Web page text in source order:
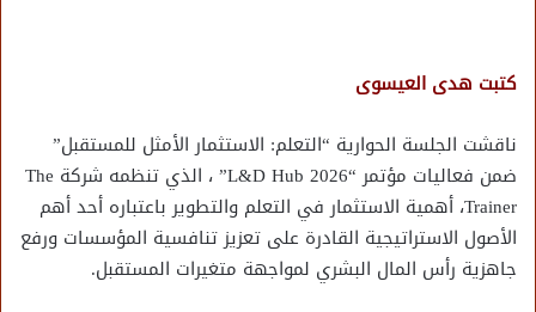
كتبت هدى العيسوى
ناقشت الجلسة الحوارية “التعلم: الاستثمار الأمثل للمستقبل”
ضمن فعاليات مؤتمر “L&D Hub 2026” ، الذي تنظمه شركة The
Trainer، أهمية الاستثمار في التعلم والتطوير باعتباره أحد أهم
الأصول الاستراتيجية القادرة على تعزيز تنافسية المؤسسات ورفع
جاهزية رأس المال البشري لمواجهة متغيرات المستقبل.